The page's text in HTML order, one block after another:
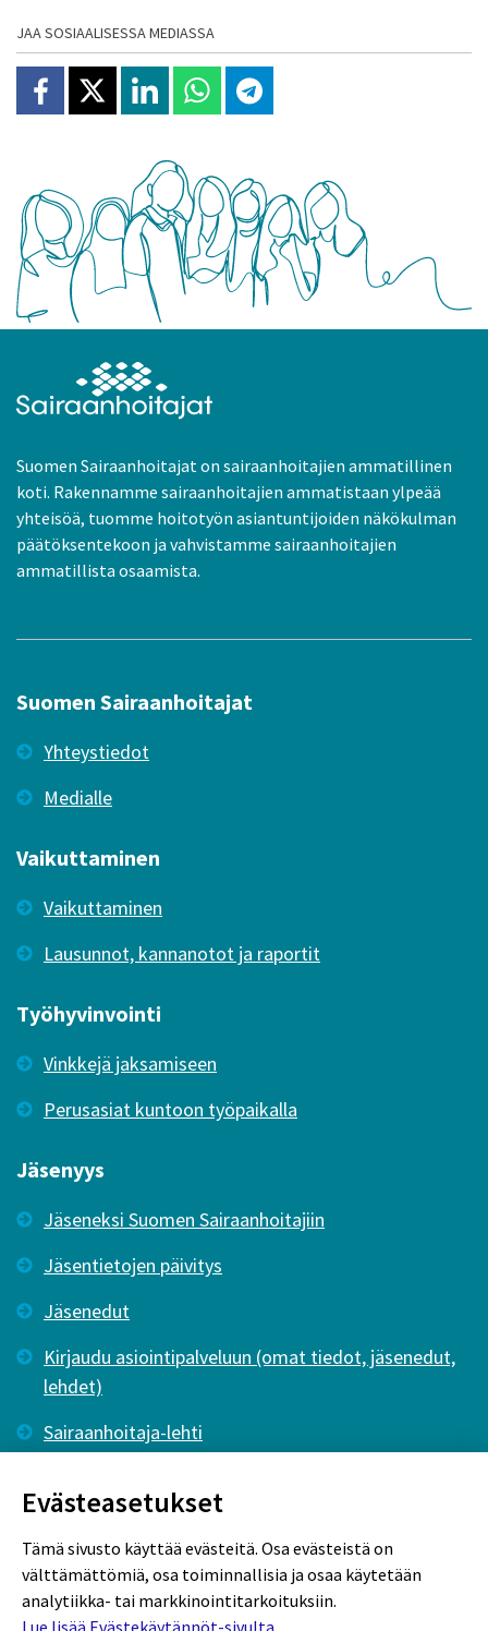
JAA SOSIAALISESSA MEDIASSA
Jaa Facebookissa
Jaa X:ssäJaa Linkedinissä
Jaa Whatsappissa
Jaa Telegramissa
Suomen Sairaanhoitajat on sairaanhoitajien ammatillinen
koti. Rakennamme sairaanhoitajien ammatistaan ylpeää
yhteisöä, tuomme hoitotyön asiantuntijoiden näkökulman
päätöksentekoon ja vahvistamme sairaanhoitajien
ammatillista osaamista.
Suomen Sairaanhoitajat
Yhteystiedot
Medialle
Vaikuttaminen
Vaikuttaminen
Lausunnot, kannanotot ja raportit
Työhyvinvointi
Vinkkejä jaksamiseen
Perusasiat kuntoon työpaikalla
Jäsenyys
Jäseneksi Suomen Sairaanhoitajiin
Jäsentietojen päivitys
Jäsenedut
Kirjaudu asiointipalveluun (omat tiedot, jäsenedut,
lehdet)
Sairaanhoitaja-lehti
Evästeasetukset
Tämä sivusto käyttää evästeitä. Osa evästeistä on
välttämättömiä, osa toiminnallisia ja osaa käytetään
analytiikka- tai markkinointitarkoituksiin.
Lue lisää Evästekäytännöt-sivulta.